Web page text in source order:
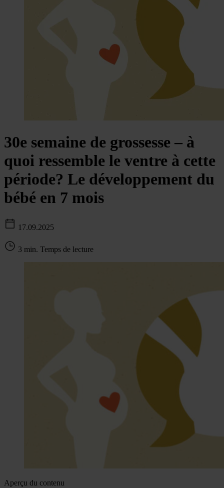
30e semaine de grossesse – à
quoi ressemble le ventre à cette
période? Le développement du
bébé en 7 mois
17.09.2025
3 min. Temps de lecture
Aperçu du contenu